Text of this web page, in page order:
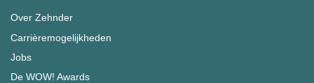
Over Zehnder
Carrièremogelijkheden
Jobs
De WOW! Awards